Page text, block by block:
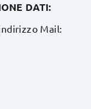
DATI:
Mail: